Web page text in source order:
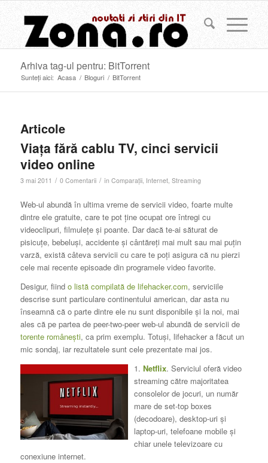
Arhiva tag-ul pentru: BitTorrent
Sunteți aici: Acasa / Bloguri / BitTorrent
Articole
Viaţa fără cablu TV, cinci servicii
video online
3 mai 2011 / 0 Comentarii / în Comparaţii, Internet, Streaming
Web-ul abundă în ultima vreme de servicii video, foarte multe
dintre ele gratuite, care te pot ţine ocupat ore întregi cu
videoclipuri, filmuleţe şi poante. Dar dacă te-ai săturat de
pisicuţe, bebeluşi, accidente şi cântăreţi mai mult sau mai puţin
varză, există câteva servicii cu care te poţi asigura că nu pierzi
cele mai recente episoade din programele video favorite.
Desigur, fiind o listă compilată de lifehacker.com, serviciile
descrise sunt particulare continentului american, dar asta nu
înseamnă că o parte dintre ele nu sunt disponibile şi la noi, mai
ales că pe partea de peer-two-peer web-ul abundă de servicii de
torente româneşti, ca prim exemplu. Totuşi, lifehacker a făcut un
mic sondaj, iar rezultatele sunt cele prezentate mai jos.
1. Netflix. Serviciul oferă video
streaming către majoritatea
consolelor de jocuri, un număr
mare de set-top boxes
(decodoare), desktop-uri şi
laptop-uri, telefoane mobile şi
chiar unele televizoare cu
conexiune internet.